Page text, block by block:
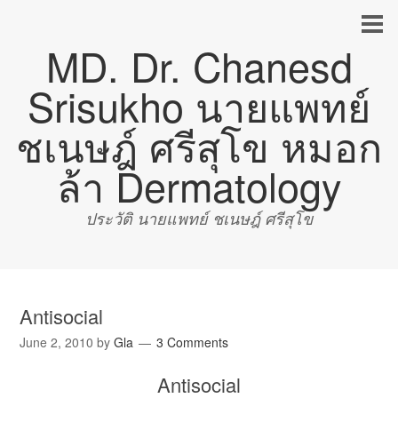
MD. Dr. Chanesd
Srisukho นายแพทย์
ชเนษฎ์ ศรีสุโข หมอก
ล้า Dermatology
ประวัติ นายแพทย์ ชเนษฎ์ ศรีสุโข
Antisocial
June 2, 2010 byGla 3 Comments
Antisocial